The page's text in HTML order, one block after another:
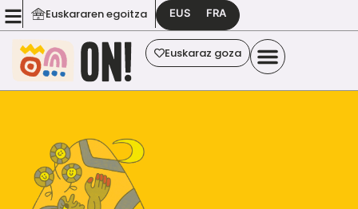
Euskararen egoitza EUS FRA
Euskaraz goza